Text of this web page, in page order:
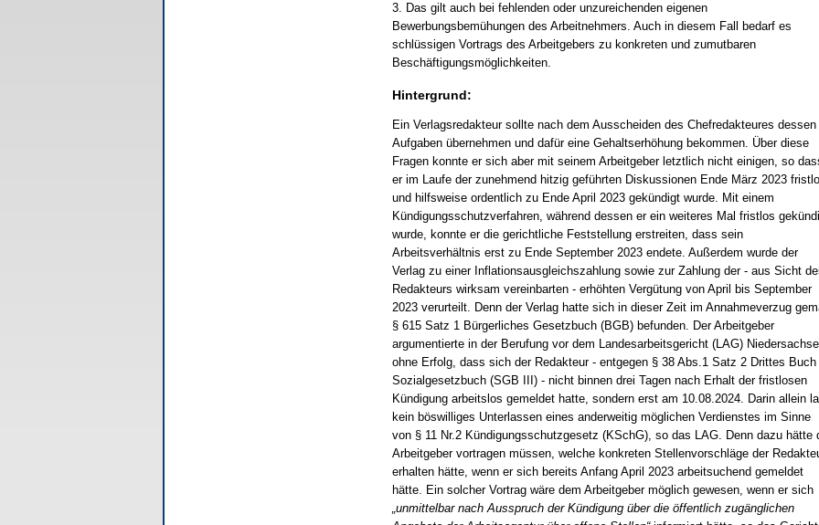
3. Das gilt auch bei fehlenden oder unzureichenden eigenen
Bewerbungsbemühungen des Arbeitnehmers. Auch in diesem Fall bedarf es
schlüssigen Vortrags des Arbeitgebers zu konkreten und zumutbaren
Beschäftigungsmöglichkeiten.
Hintergrund:
Ein Verlagsredakteur sollte nach dem Ausscheiden des Chefredakteures dessen
Aufgaben übernehmen und dafür eine Gehaltserhöhung bekommen. Über diese
Fragen konnte er sich aber mit seinem Arbeitgeber letztlich nicht einigen, so
er im Laufe der zunehmend hitzig geführten Diskussionen Ende März 2023
und hilfsweise ordentlich zu Ende April 2023 gekündigt wurde. Mit einem
Kündigungsschutzverfahren, während dessen er ein weiteres Mal fristlos
wurde, konnte er die gerichtliche Feststellung erstreiten, dass sein
Arbeitsverhältnis erst zu Ende September 2023 endete. Außerdem wurde der
Verlag zu einer Inflationsausgleichszahlung sowie zur Zahlung der - aus Sicht
Redakteurs wirksam vereinbarten - erhöhten Vergütung von April bis September
2023 verurteilt. Denn der Verlag hatte sich in dieser Zeit im Annahmeverzug
§ 615 Satz 1 Bürgerliches Gesetzbuch (BGB) befunden. Der Arbeitgeber
argumentierte in der Berufung vor dem Landesarbeitsgericht (LAG)
ohne Erfolg, dass sich der Redakteur - entgegen § 38 Abs.1 Satz 2 Drittes Buch
Sozialgesetzbuch (SGB III) - nicht binnen drei Tagen nach Erhalt der fristlosen
Kündigung arbeitslos gemeldet hatte, sondern erst am 10.08.2024. Darin allein
kein böswilliges Unterlassen eines anderweitig möglichen Verdienstes im Sinne
von § 11 Nr.2 Kündigungsschutzgesetz (KSchG), so das LAG. Denn dazu hätte
Arbeitgeber vortragen müssen, welche konkreten Stellenvorschläge der
erhalten hätte, wenn er sich bereits Anfang April 2023 arbeitsuchend gemeldet
hätte. Ein solcher Vortrag wäre dem Arbeitgeber möglich gewesen, wenn er sich
„unmittelbar nach Ausspruch der Kündigung über die öffentlich zugänglichen